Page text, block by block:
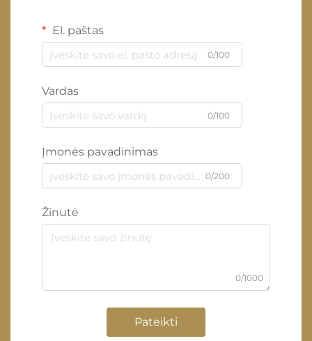
El. paštas
0/100
Vardas
0/100
Įmonės pavadinimas
0/200
Žinutė
0/1000
Pateikti